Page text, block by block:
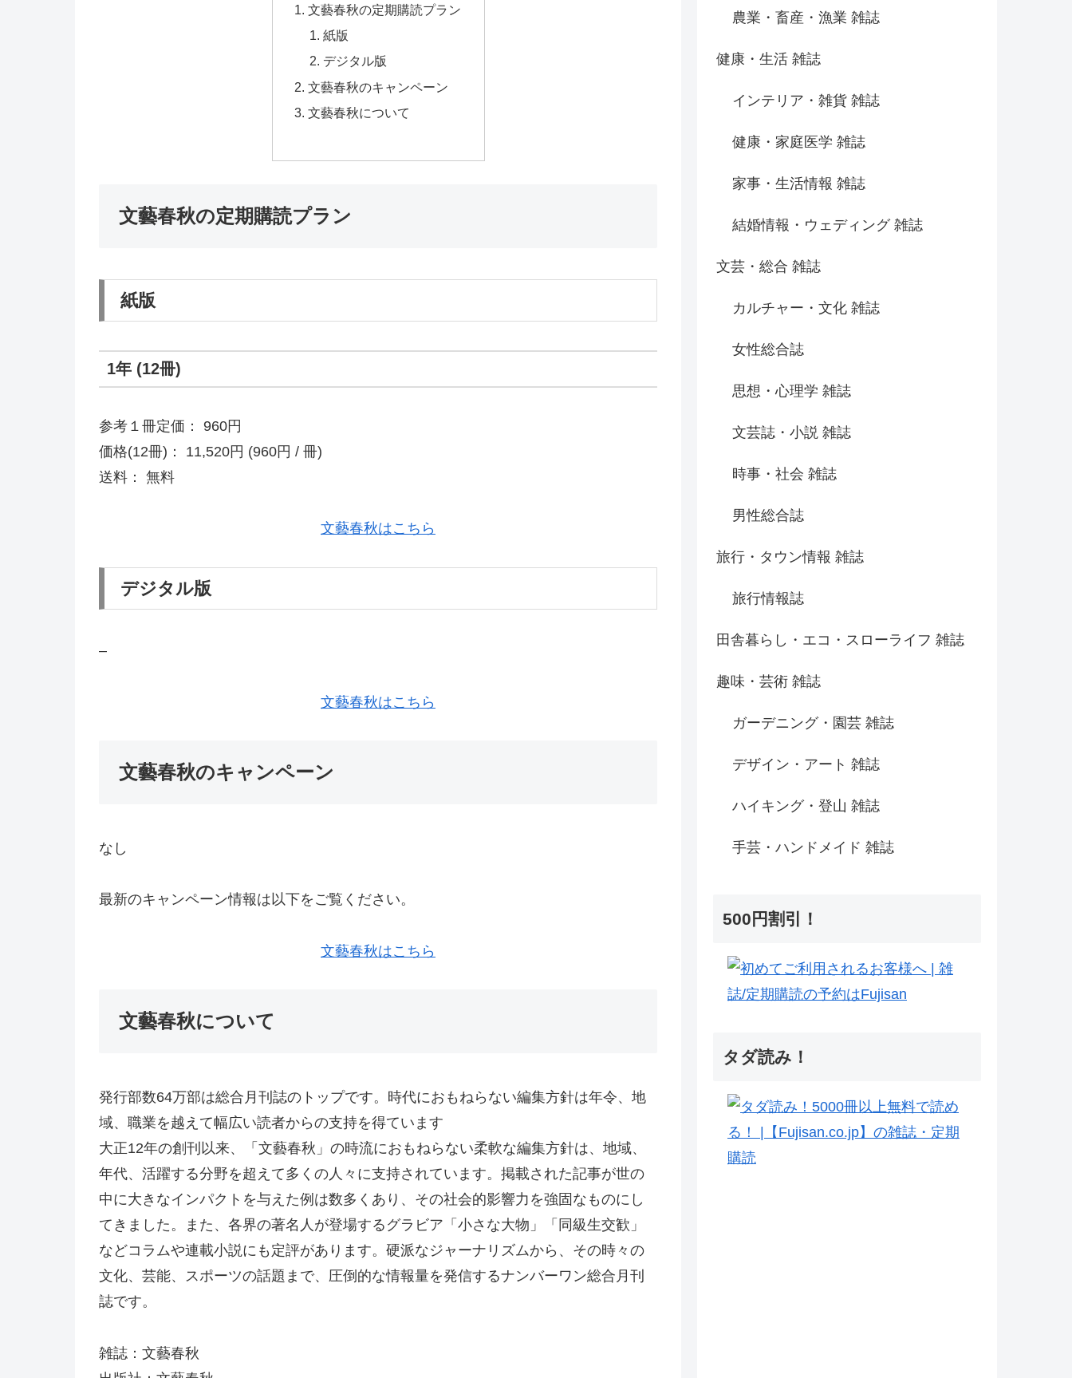
文藝春秋の定期購読プラン
紙版
デジタル版
文藝春秋のキャンペーン
文藝春秋について
文藝春秋の定期購読プラン
紙版
1年 (12冊)
参考１冊定価： 960円
価格(12冊)： 11,520円 (960円 / 冊)
送料： 無料
文藝春秋はこちら
デジタル版
–
文藝春秋はこちら
文藝春秋のキャンペーン
なし
最新のキャンペーン情報は以下をご覧ください。
文藝春秋はこちら
文藝春秋について
発行部数64万部は総合月刊誌のトップです。時代におもねらない編集方針は年令、地
域、職業を越えて幅広い読者からの支持を得ています
大正12年の創刊以来、「文藝春秋」の時流におもねらない柔軟な編集方針は、地域、
年代、活躍する分野を超えて多くの人々に支持されています。掲載された記事が世の
中に大きなインパクトを与えた例は数多くあり、その社会的影響力を強固なものにし
てきました。また、各界の著名人が登場するグラビア「小さな大物」「同級生交歓」
などコラムや連載小説にも定評があります。硬派なジャーナリズムから、その時々の
文化、芸能、スポーツの話題まで、圧倒的な情報量を発信するナンバーワン総合月刊
誌です。
雑誌：文藝春秋
農業・畜産・漁業 雑誌
健康・生活 雑誌
インテリア・雑貨 雑誌
健康・家庭医学 雑誌
家事・生活情報 雑誌
結婚情報・ウェディング 雑誌
文芸・総合 雑誌
カルチャー・文化 雑誌
女性総合誌
思想・心理学 雑誌
文芸誌・小説 雑誌
時事・社会 雑誌
男性総合誌
旅行・タウン情報 雑誌
旅行情報誌
田舎暮らし・エコ・スローライフ 雑誌
趣味・芸術 雑誌
ガーデニング・園芸 雑誌
デザイン・アート 雑誌
ハイキング・登山 雑誌
手芸・ハンドメイド 雑誌
500円割引！
タダ読み！